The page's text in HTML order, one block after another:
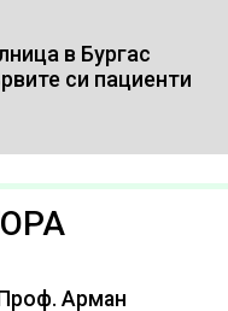
в Бургас
си пациенти
Проф. Арман